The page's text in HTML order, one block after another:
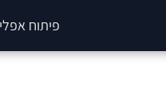
פיתוח